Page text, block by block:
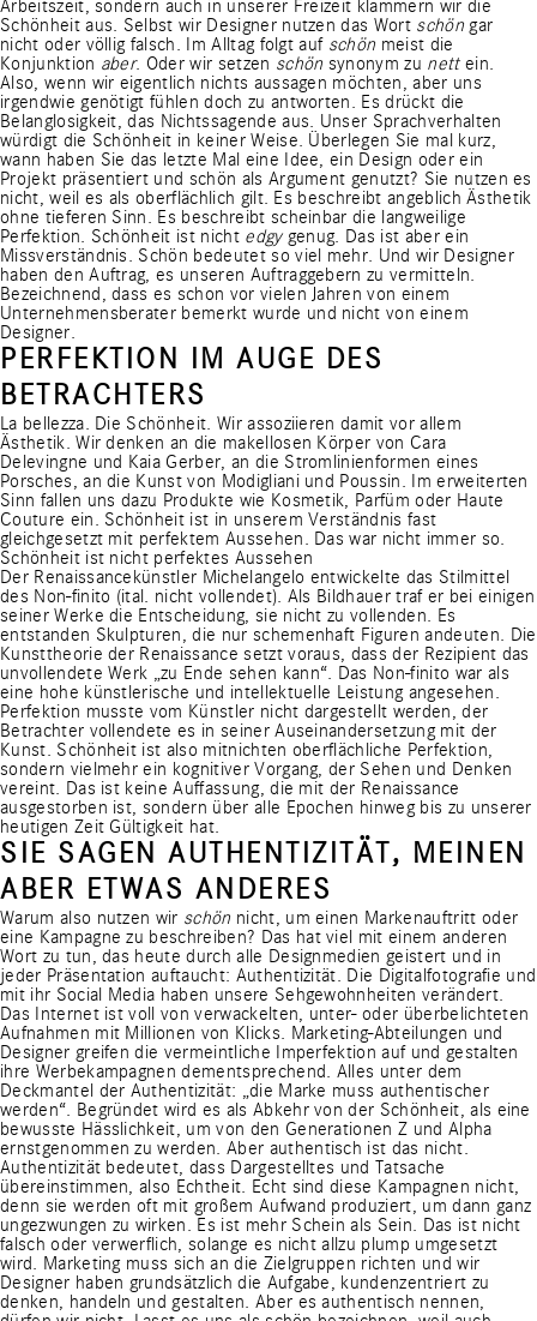
Arbeitszeit, sondern auch in unserer Freizeit klammern wir die
Schönheit aus. Selbst wir Designer nutzen das Wort schöngar
nicht oder völlig falsch. Im Alltag folgt auf schön meist die
Konjunktion aber. Oder wir setzen schön synonym zu nettein.
Also, wenn wir eigentlich nichts aussagen möchten, aber uns
irgendwie genötigt fühlen doch zu antworten. Es drückt die
Belanglosigkeit, das Nichtssagende aus. Unser Sprachverhalten
würdigt die Schönheit in keiner Weise. Überlegen Sie mal kurz,
wann haben Sie das letzte Mal eine Idee, ein Design oder ein
Projekt präsentiert und schön als Argument genutzt? Sie nutzen es
nicht, weil es als oberflächlich gilt. Es beschreibt angeblich Ästhetik
ohne tieferen Sinn. Es beschreibt scheinbar die langweilige
Perfektion. Schönheit ist nicht edgygenug. Das ist aber ein
Missverständnis. Schön bedeutet so viel mehr. Und wir Designer
haben den Auftrag, es unseren Auftraggebern zu vermitteln.
Bezeichnend, dass es schon vor vielen Jahren von einem
Unternehmensberater bemerkt wurde und nicht von einem
Designer.
PERFEKTION IM AUGE DES
BETRACHTERS
La bellezza. Die Schönheit. Wir assoziieren damit vor allem
Ästhetik. Wir denken an die makellosen Körper von Cara
Delevingne und Kaia Gerber, an die Stromlinienformen eines
Porsches, an die Kunst von Modigliani und Poussin. Im erweiterten
Sinn fallen uns dazu Produkte wie Kosmetik, Parfüm oder Haute
Couture ein. Schönheit ist in unserem Verständnis fast
gleichgesetzt mit perfektem Aussehen. Das war nicht immer so.
Schönheit ist nicht perfektes Aussehen
Der Renaissancekünstler Michelangelo entwickelte das Stilmittel
des Non-finito (ital. nicht vollendet). Als Bildhauer traf er bei einigen
seiner Werke die Entscheidung, sie nicht zu vollenden. Es
entstanden Skulpturen, die nur schemenhaft Figuren andeuten. Die
Kunsttheorie der Renaissance setzt voraus, dass der Rezipient das
unvollendete Werk „zu Ende sehen kann“. Das Non-finito war als
eine hohe künstlerische und intellektuelle Leistung angesehen.
Perfektion musste vom Künstler nicht dargestellt werden, der
Betrachter vollendete es in seiner Auseinandersetzung mit der
Kunst. Schönheit ist also mitnichten oberflächliche Perfektion,
sondern vielmehr ein kognitiver Vorgang, der Sehen und Denken
vereint. Das ist keine Auffassung, die mit der Renaissance
ausgestorben ist, sondern über alle Epochen hinweg bis zu unserer
heutigen Zeit Gültigkeit hat.
SIE SAGEN AUTHENTIZITÄT, MEINEN
ABER ETWAS ANDERES
Warum also nutzen wir schön nicht, um einen Markenauftritt oder
eine Kampagne zu beschreiben? Das hat viel mit einem anderen
Wort zu tun, das heute durch alle Designmedien geistert und in
jeder Präsentation auftaucht: Authentizität. Die Digitalfotografie und
mit ihr Social Media haben unsere Sehgewohnheiten verändert.
Das Internet ist voll von verwackelten, unter- oder überbelichteten
Aufnahmen mit Millionen von Klicks. Marketing-Abteilungen und
Designer greifen die vermeintliche Imperfektion auf und gestalten
ihre Werbekampagnen dementsprechend. Alles unter dem
Deckmantel der Authentizität: „die Marke muss authentischer
werden“. Begründet wird es als Abkehr von der Schönheit, als eine
bewusste Hässlichkeit, um von den Generationen Z und Alpha
ernstgenommen zu werden. Aber authentisch ist das nicht.
Authentizität bedeutet, dass Dargestelltes und Tatsache
übereinstimmen, also Echtheit. Echt sind diese Kampagnen nicht,
denn sie werden oft mit großem Aufwand produziert, um dann ganz
ungezwungen zu wirken. Es ist mehr Schein als Sein. Das ist nicht
falsch oder verwerflich, solange es nicht allzu plump umgesetzt
wird. Marketing muss sich an die Zielgruppen richten und wir
Designer haben grundsätzlich die Aufgabe, kundenzentriert zu
denken, handeln und gestalten. Aber es authentisch nennen,